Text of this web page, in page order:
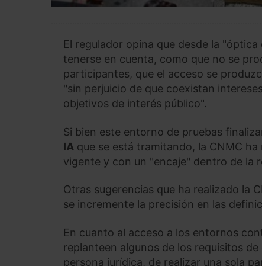
El regulador opina que desde la
tenerse en cuenta, como que no se
participantes, que el acceso se
"sin perjuicio de que coexistan
objetivos de interés público".
Si bien este entorno de pruebas
IA que se está tramitando, la CNMC
vigente y con un "encaje" dentro de la
Otras sugerencias que ha realizado la
se incremente la precisión en las
En cuanto al acceso a los entornos
replanteen algunos de los requisitos
persona jurídica, de realizar una sola